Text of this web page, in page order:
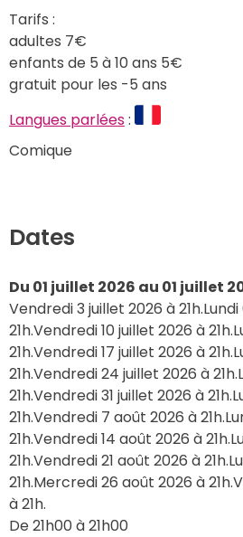
Tarifs :
adultes 7€
enfants de 5 à 10 ans 5€
gratuit pour les -5 ans
Langues parlées :
Comique
Dates
Du 01 juillet 2026 au 01 juillet
Vendredi 3 juillet 2026 à
21h.Vendredi 10 juillet 2026 à
21h.Vendredi 17 juillet 2026 à
21h.Vendredi 24 juillet 2026 à
21h.Vendredi 31 juillet 2026 à
21h.Vendredi 7 août 2026 à
21h.Vendredi 14 août 2026 à
21h.Vendredi 21 août 2026 à
21h.Mercredi 26 août 2026 à
à 21h.
De 21h00 à 21h00